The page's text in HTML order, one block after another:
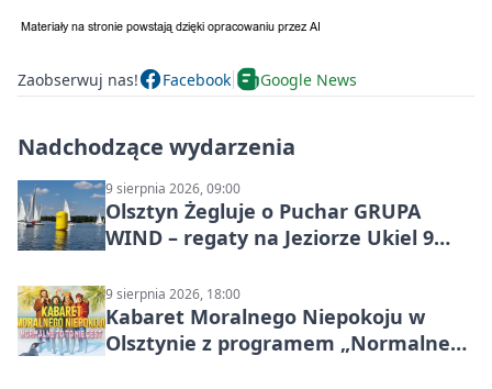
Zaobserwuj nas! Facebook Google News
Nadchodzące wydarzenia
9 sierpnia 2026, 09:00
Olsztyn Żegluje o Puchar GRUPA
WIND – regaty na Jeziorze Ukiel 9
9 sierpnia 2026, 18:00
Kabaret Moralnego Niepokoju w
Olsztynie z programem „Normalne